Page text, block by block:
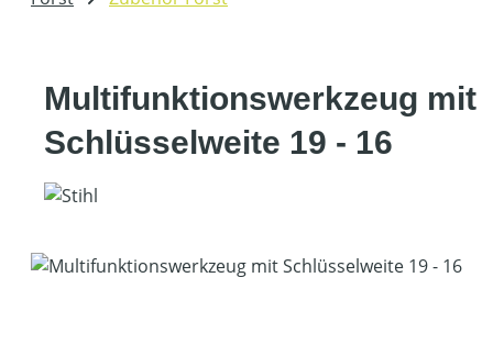
Multifunktionswerkzeug mit
Schlüsselweite 19 - 16
Bildergalerie überspringen